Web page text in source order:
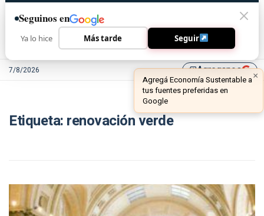
7/8/2026 library_addAgreganos ×
Agregá Economía Sustentable a
tus fuentes preferidas en
Google
Etiqueta: renovación verde
Seguinos en
Ya lo hice Más tarde Seguir